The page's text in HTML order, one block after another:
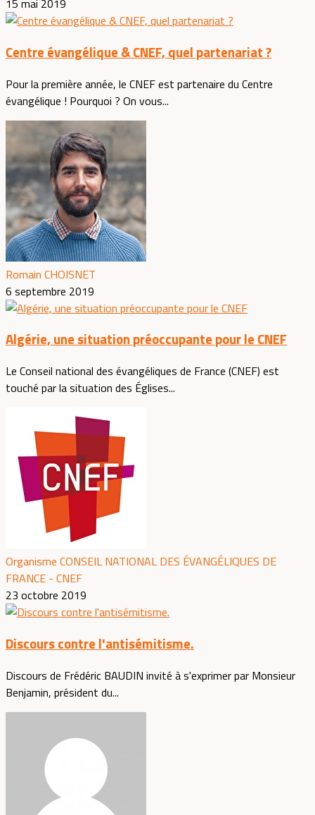
15 mai 2019
Centre évangélique & CNEF, quel partenariat ?
Pour la première année, le CNEF est partenaire du Centre
évangélique ! Pourquoi ? On vous...
Romain CHOISNET
6 septembre 2019
Algérie, une situation préoccupante pour le CNEF
Le Conseil national des évangéliques de France (CNEF) est
touché par la situation des Églises...
Organisme CONSEIL NATIONAL DES ÉVANGÉLIQUES DE
FRANCE - CNEF
23 octobre 2019
Discours contre l'antisémitisme.
Discours de Frédéric BAUDIN invité à s'exprimer par Monsieur
Benjamin, président du...